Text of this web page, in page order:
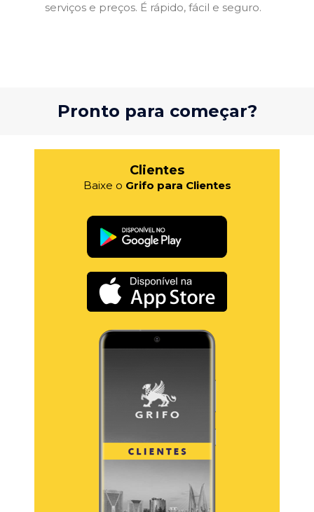
serviços e preços. É rápido, fácil e seguro.
Pronto para começar?
Clientes
Baixe o Grifo para Clientes